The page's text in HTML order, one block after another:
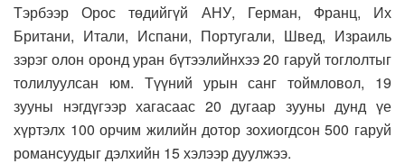
Тэрбээр Орос төдийгүй АНУ, Герман, Франц, Их
Британи, Итали, Испани, Португали, Швед, Израиль
зэрэг олон оронд уран бүтээлийнхээ 20 гаруй тоглолтыг
толилуулсан юм. Түүний урын санг тоймловол, 19
зууны нэгдүгээр хагасаас 20 дугаар зууны дунд үе
хүртэлх 100 орчим жилийн дотор зохиогдсон 500 гаруй
романсуудыг дэлхийн 15 хэлээр дуулжээ.